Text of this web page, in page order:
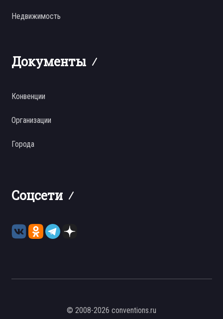
Недвижимость
Документы
Конвенции
Организации
Города
Соцсети
© 2008-2026 conventions.ru